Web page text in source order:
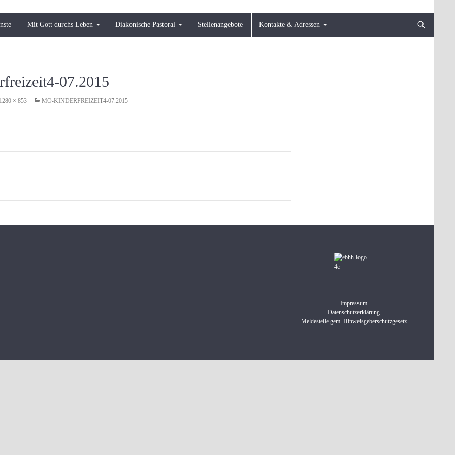
Mit Gott durchs Leben Diakonische Pastoral Stellenangebote Kontakte & Adressen
07.2015
1280 × 853 MO-KINDERFREIZEIT4-07.2015
Impressum
Datenschutzerklärung
Meldestelle gem. Hinweisgeberschutzgesetz